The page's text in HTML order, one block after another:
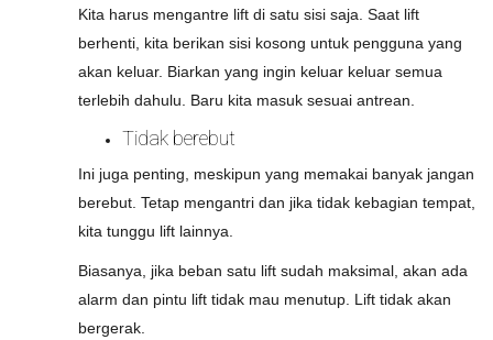
Kita harus mengantre lift di satu sisi saja. Saat lift
berhenti, kita berikan sisi kosong untuk pengguna yang
akan keluar. Biarkan yang ingin keluar keluar semua
terlebih dahulu. Baru kita masuk sesuai antrean.
Tidak berebut
Ini juga penting, meskipun yang memakai banyak jangan
berebut. Tetap mengantri dan jika tidak kebagian tempat,
kita tunggu lift lainnya.
Biasanya, jika beban satu lift sudah maksimal, akan ada
alarm dan pintu lift tidak mau menutup. Lift tidak akan
bergerak.